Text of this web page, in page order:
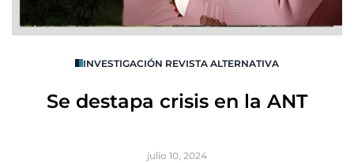
INVESTIGACIÓN REVISTA ALTERNATIVA
Se destapa crisis en la ANT
julio 10, 2024